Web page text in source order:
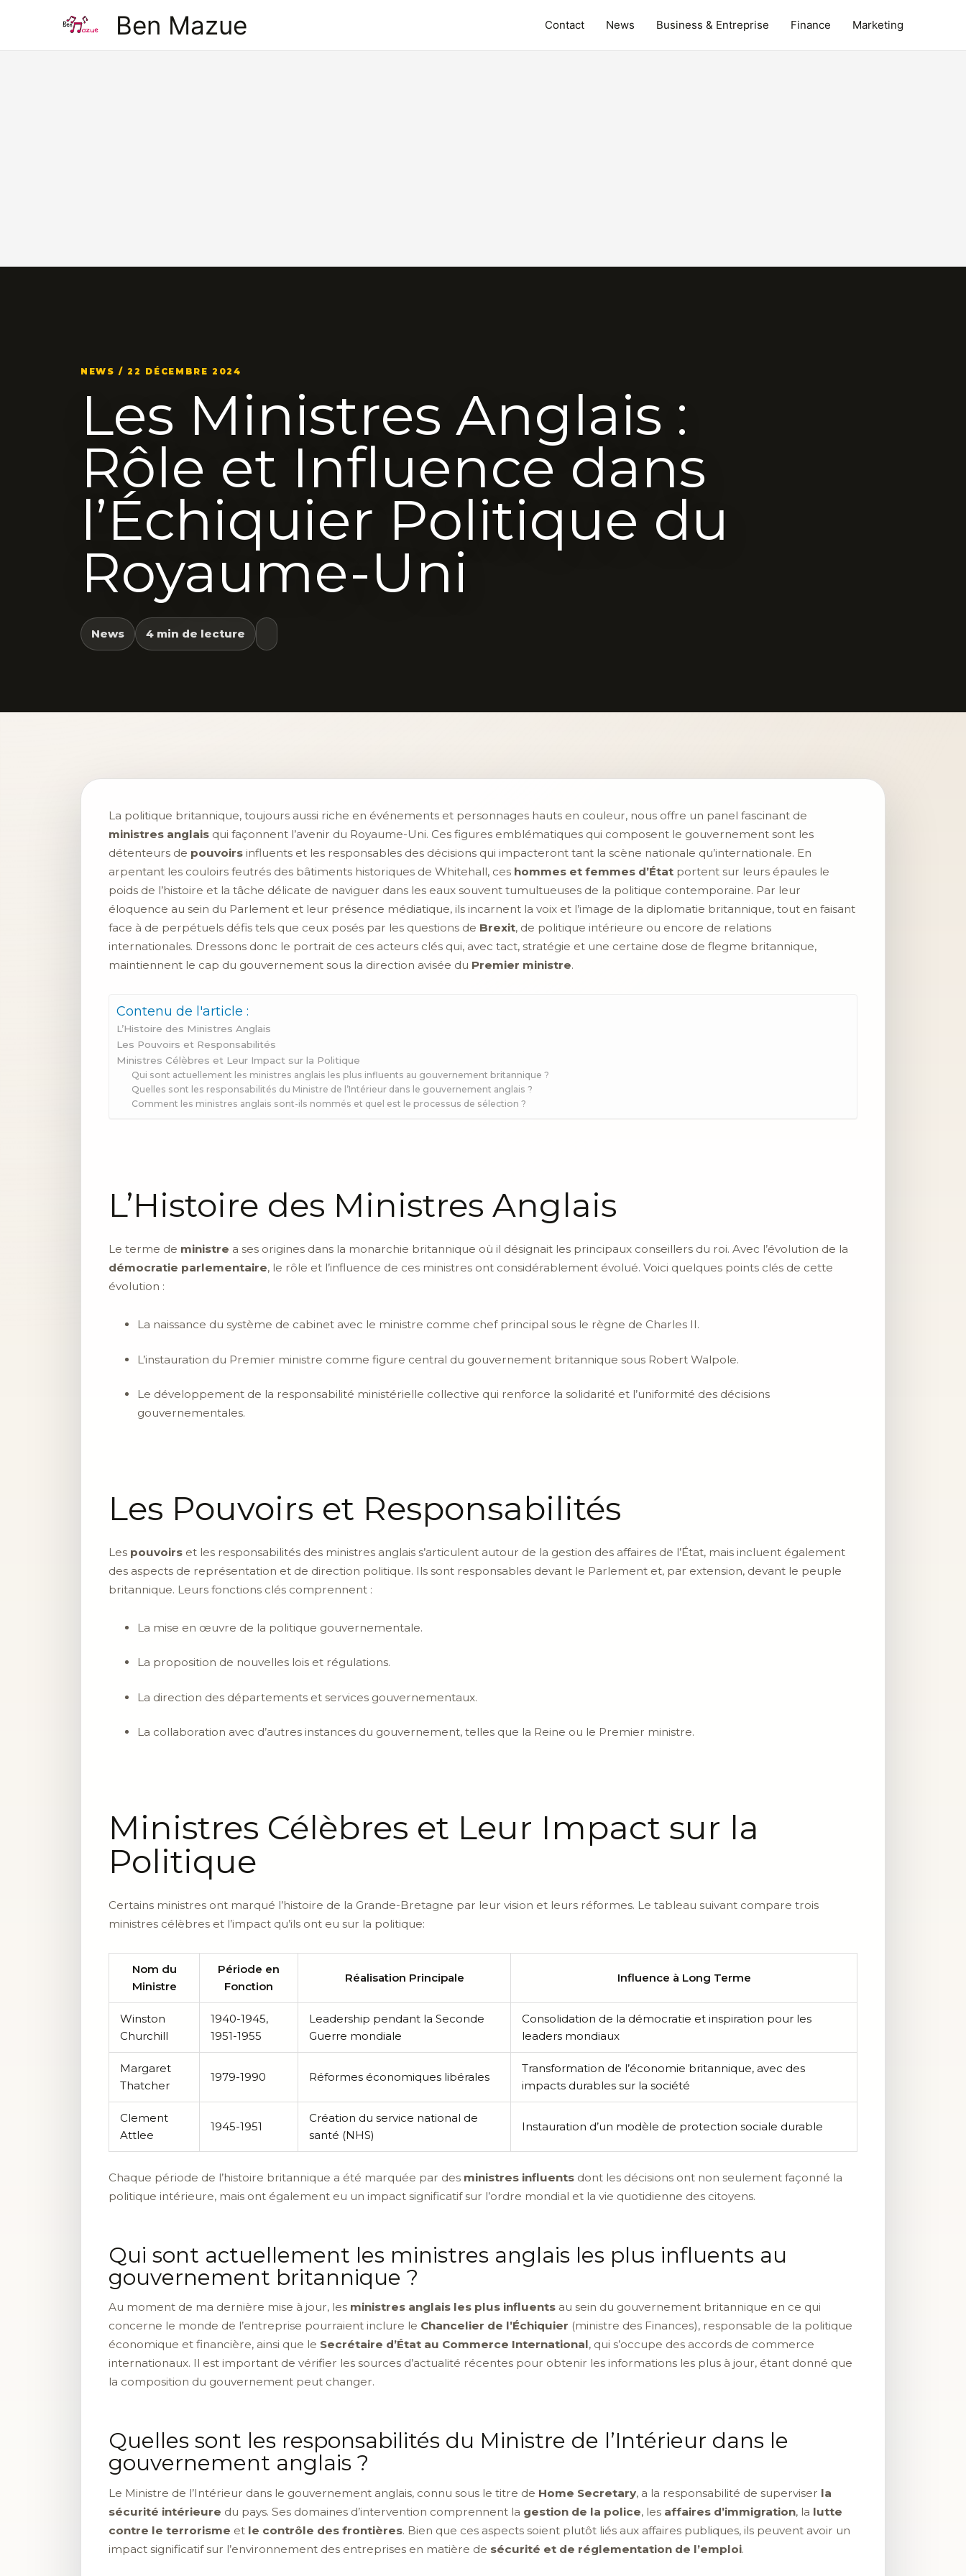
Ben Mazue Contact News Business & Entreprise Finance Marketing
NEWS / 22 DÉCEMBRE 2024
Les Ministres Anglais :
Rôle et Influence dans
l’Échiquier Politique du
Royaume-Uni
News 4 min de lecture
La politique britannique, toujours aussi riche en événements et personnages hauts en couleur, nous offre un panel fascinant de
ministres anglais qui façonnent l’avenir du Royaume-Uni. Ces figures emblématiques qui composent le gouvernement sont les
détenteurs de pouvoirs influents et les responsables des décisions qui impacteront tant la scène nationale qu’internationale. En
arpentant les couloirs feutrés des bâtiments historiques de Whitehall, ces hommes et femmes d’État portent sur leurs épaules le
poids de l’histoire et la tâche délicate de naviguer dans les eaux souvent tumultueuses de la politique contemporaine. Par leur
éloquence au sein du Parlement et leur présence médiatique, ils incarnent la voix et l’image de la diplomatie britannique, tout en faisant
face à de perpétuels défis tels que ceux posés par les questions de Brexit, de politique intérieure ou encore de relations
internationales. Dressons donc le portrait de ces acteurs clés qui, avec tact, stratégie et une certaine dose de flegme britannique,
maintiennent le cap du gouvernement sous la direction avisée du Premier ministre.
Contenu de l'article :
L’Histoire des Ministres Anglais
Les Pouvoirs et Responsabilités
Ministres Célèbres et Leur Impact sur la Politique
Qui sont actuellement les ministres anglais les plus influents au gouvernement britannique ?
Quelles sont les responsabilités du Ministre de l’Intérieur dans le gouvernement anglais ?
Comment les ministres anglais sont-ils nommés et quel est le processus de sélection ?
L’Histoire des Ministres Anglais
Le terme de ministre a ses origines dans la monarchie britannique où il désignait les principaux conseillers du roi. Avec l’évolution de la
démocratie parlementaire, le rôle et l’influence de ces ministres ont considérablement évolué. Voici quelques points clés de cette
évolution :
La naissance du système de cabinet avec le ministre comme chef principal sous le règne de Charles II.
L’instauration du Premier ministre comme figure central du gouvernement britannique sous Robert Walpole.
Le développement de la responsabilité ministérielle collective qui renforce la solidarité et l’uniformité des décisions
gouvernementales.
Les Pouvoirs et Responsabilités
Les pouvoirs et les responsabilités des ministres anglais s’articulent autour de la gestion des affaires de l’État, mais incluent également
des aspects de représentation et de direction politique. Ils sont responsables devant le Parlement et, par extension, devant le peuple
britannique. Leurs fonctions clés comprennent :
La mise en œuvre de la politique gouvernementale.
La proposition de nouvelles lois et régulations.
La direction des départements et services gouvernementaux.
La collaboration avec d’autres instances du gouvernement, telles que la Reine ou le Premier ministre.
Ministres Célèbres et Leur Impact sur la
Politique
Certains ministres ont marqué l’histoire de la Grande-Bretagne par leur vision et leurs réformes. Le tableau suivant compare trois
ministres célèbres et l’impact qu’ils ont eu sur la politique:
Nom du
Ministre
Période en
Fonction
Réalisation Principale Influence à Long Terme
Winston
Churchill
1940-1945,
1951-1955
Leadership pendant la Seconde
Guerre mondiale
Consolidation de la démocratie et inspiration pour les
leaders mondiaux
Margaret
Thatcher
1979-1990 Réformes économiques libérales
Transformation de l’économie britannique, avec des
impacts durables sur la société
Clement
Attlee
1945-1951
Création du service national de
santé (NHS)
Instauration d’un modèle de protection sociale durable
Chaque période de l’histoire britannique a été marquée par des ministres influents dont les décisions ont non seulement façonné la
politique intérieure, mais ont également eu un impact significatif sur l’ordre mondial et la vie quotidienne des citoyens.
Qui sont actuellement les ministres anglais les plus influents au
gouvernement britannique ?
Au moment de ma dernière mise à jour, les ministres anglais les plus influents au sein du gouvernement britannique en ce qui
concerne le monde de l’entreprise pourraient inclure le Chancelier de l’Échiquier (ministre des Finances), responsable de la politique
économique et financière, ainsi que le Secrétaire d’État au Commerce International, qui s’occupe des accords de commerce
internationaux. Il est important de vérifier les sources d’actualité récentes pour obtenir les informations les plus à jour, étant donné que
la composition du gouvernement peut changer.
Quelles sont les responsabilités du Ministre de l’Intérieur dans le
gouvernement anglais ?
Le Ministre de l’Intérieur dans le gouvernement anglais, connu sous le titre de Home Secretary, a la responsabilité de superviser la
sécurité intérieure du pays. Ses domaines d’intervention comprennent la gestion de la police, les affaires d’immigration, la lutte
contre le terrorisme et le contrôle des frontières. Bien que ces aspects soient plutôt liés aux affaires publiques, ils peuvent avoir un
impact significatif sur l’environnement des entreprises en matière de sécurité et de réglementation de l’emploi.